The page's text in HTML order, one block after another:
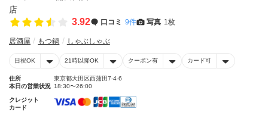
3.92 口コミ 9件 写真 1枚
居酒屋 もつ鍋 しゃぶしゃぶ
日祝OK 21時以降OK クーポン有 カード可
住所
東京都大田区西蒲田7-4-6
本日の営業状況 18:30〜26:00
クレジット
カード